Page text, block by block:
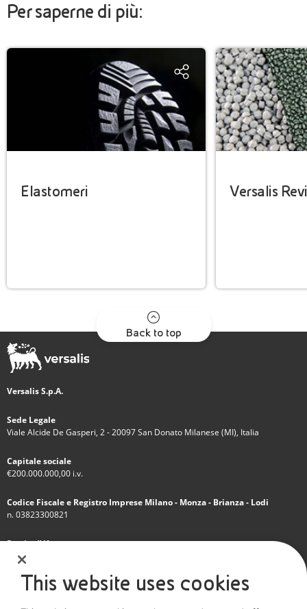
Per saperne di più:
Elastomeri Versalis
Back to top
Versalis S.p.A.
Sede Legale
Viale Alcide De Gasperi, 2 - 20097 San Donato Milanese (MI), Italia
Capitale sociale
€200.000.000,00 i.v.
Codice Fiscale e Registro Imprese Milano - Monza - Brianza - Lodi
n. 03823300821
Partita IVA
IT 01768800748 - R.E.A. Milano n.1351279
Società soggetta all'attività di direzione e coordinamento dell'Eni S.p.A.
This website uses cookies